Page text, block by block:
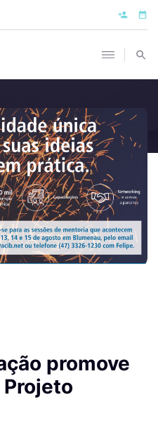
promove